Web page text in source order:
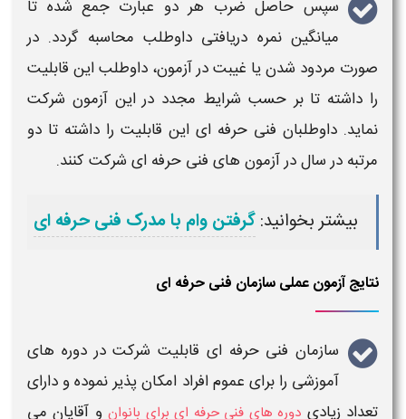
سپس حاصل ضرب هر دو عبارت جمع شده تا
میانگین نمره دریافتی داوطلب محاسبه گردد. در
صورت مردود شدن یا غیبت درآزمون، داوطلب این قابلیت
را داشته تا بر حسب شرایط مجدد در اینآزمون شرکت
نماید. داوطلبان فنی حرفه ای این قابلیت را داشته تا دو
مرتبه در سال درآزمون های فنی حرفه ای شرکت کنند.
بیشتر بخوانید:گرفتن وام با مدرک فنی حرفه ای
نتایج آزمون عملی سازمان فنی حرفه ای
سازمان فنی حرفه ای قابلیت شرکت در دوره های
آموزشی را برای عموم افراد امکان پذیر نموده و دارای
تعداد زیادی دوره های فنی حرفه ای برای بانوانو آقایان می